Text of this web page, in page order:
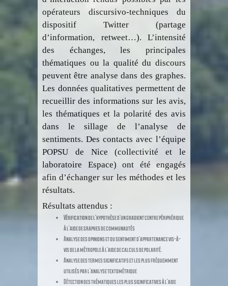
opérateurs discursivo-techniques du
dispositif Twitter (partage
d’information, retweet…). L’intensité
des échanges, les principales
thématiques ou la qualité du discours
peuvent être analyse dans des graphes.
Les données qualitatives permettent de
recueillir des informations sur les avis,
les thématiques et la polarité des avis
dans le sillage de l’analyse de
sentiments. Des contacts avec l’équipe
POPSU de Nice (collectivité et le
laboratoire Espace) ont été engagés
afin d’échanger sur les méthodes et les
résultats.
Résultats attendus :
Vérification de l’hypothèse d’un gradient centre périphérique
à l’aide de graphes de communautés
Analyse des opinions et du sentiment d’appartenance vis-à-
vis de la métropole à l’aide de calculs de polarité.
Analyse des termes significatifs et les plus fréquemment
utilisés par l’analyse textométrique
Détection des thématiques les plus significatives à l’aide